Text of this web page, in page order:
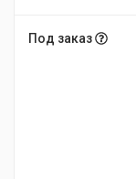
Под заказ